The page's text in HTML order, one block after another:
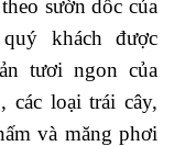
sườn dốc của
khách được
tươi ngon của
các loại trái cây,
và măng phơi